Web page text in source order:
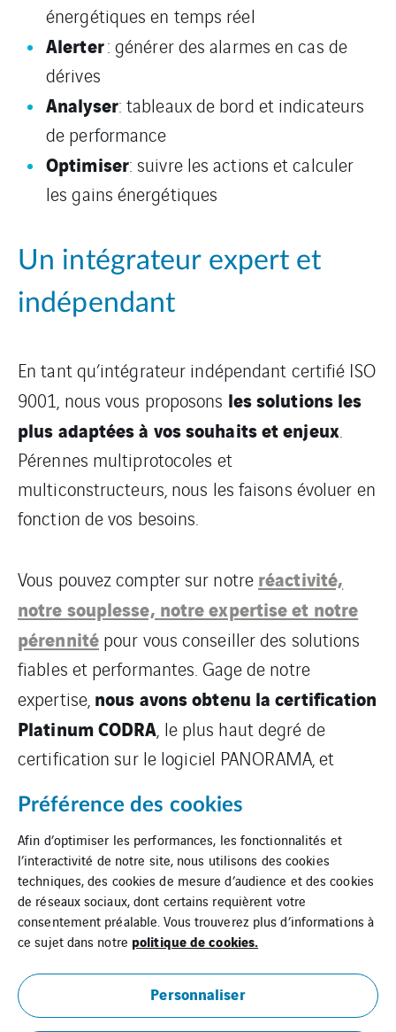
énergétiques en temps réel
Alerter: générer des alarmes en cas de
dérives
Analyser: tableaux de bord et indicateurs
de performance
Optimiser: suivre les actions et calculer
les gains énergétiques
Un intégrateur expert et
indépendant
En tant qu’intégrateur indépendant certifié ISO
9001, nous vous proposons les solutions les
plus adaptées à vos souhaits et enjeux.
Pérennes multiprotocoles et
multiconstructeurs, nous les faisons évoluer en
fonction de vos besoins.
Vous pouvez compter sur notre réactivité,
notre souplesse, notre expertise et notre
pérennitépour vous conseiller des solutions
fiables et performantes. Gage de notre
expertise, nous avons obtenu la certification
Platinum CODRA, le plus haut degré de
certification sur le logiciel PANORAMA, et
ayant atteint ce niveau.
Mentions légales
Préférence des cookies
Afin d’optimiser les performances, les fonctionnalités et
l’interactivité de notre site, nous utilisons des cookies
techniques, des cookies de mesure d’audience et des cookies
de réseaux sociaux, dont certains requièrent votre
consentement préalable. Vous trouverez plus d’informations à
ce sujet dans notre politique de cookies.
Personnaliser